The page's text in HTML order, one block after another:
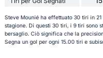
Steve Mounié ha effettuato 30 tiri in
stagione. Di questi 30 tiri, i 9 tiri sono
bersaglio. Ciò significa che la
Segna un gol per ogni 15.00 tiri e